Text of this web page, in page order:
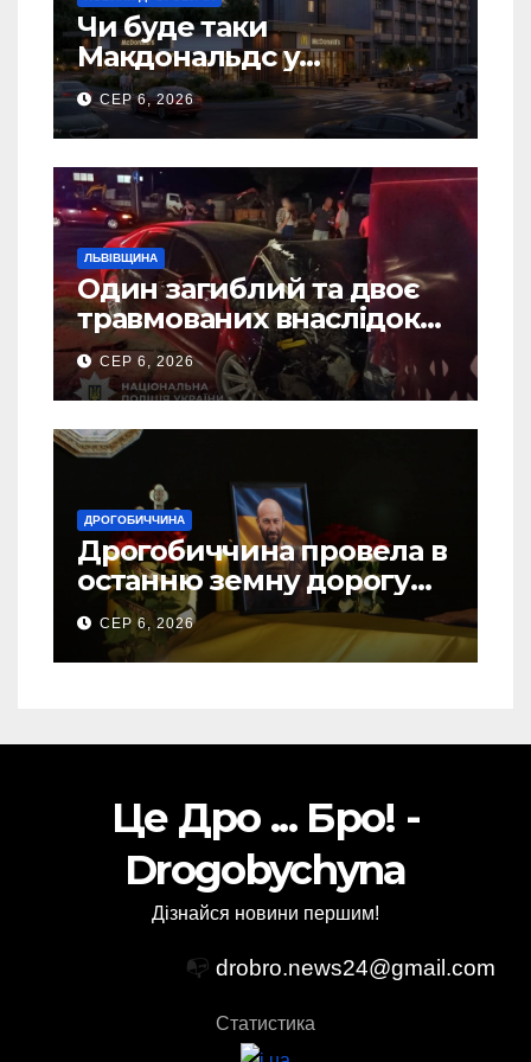
Чи буде таки
Макдональдс у
Дрогобичі? (Фото)
СЕР 6, 2026
ЛЬВІВЩИНА
Один загиблий та двоє
травмованих внаслідок
ДТП на Самбірщині
СЕР 6, 2026
ДРОГОБИЧЧИНА
Дрогобиччина провела в
останню земну дорогу
свого Захисника – Олега
Торського
СЕР 6, 2026
Це Дро ... Бро! -
Drogobychyna
Дізнайся новини першим!
📭 drobro.news24@gmail.com
Статистика